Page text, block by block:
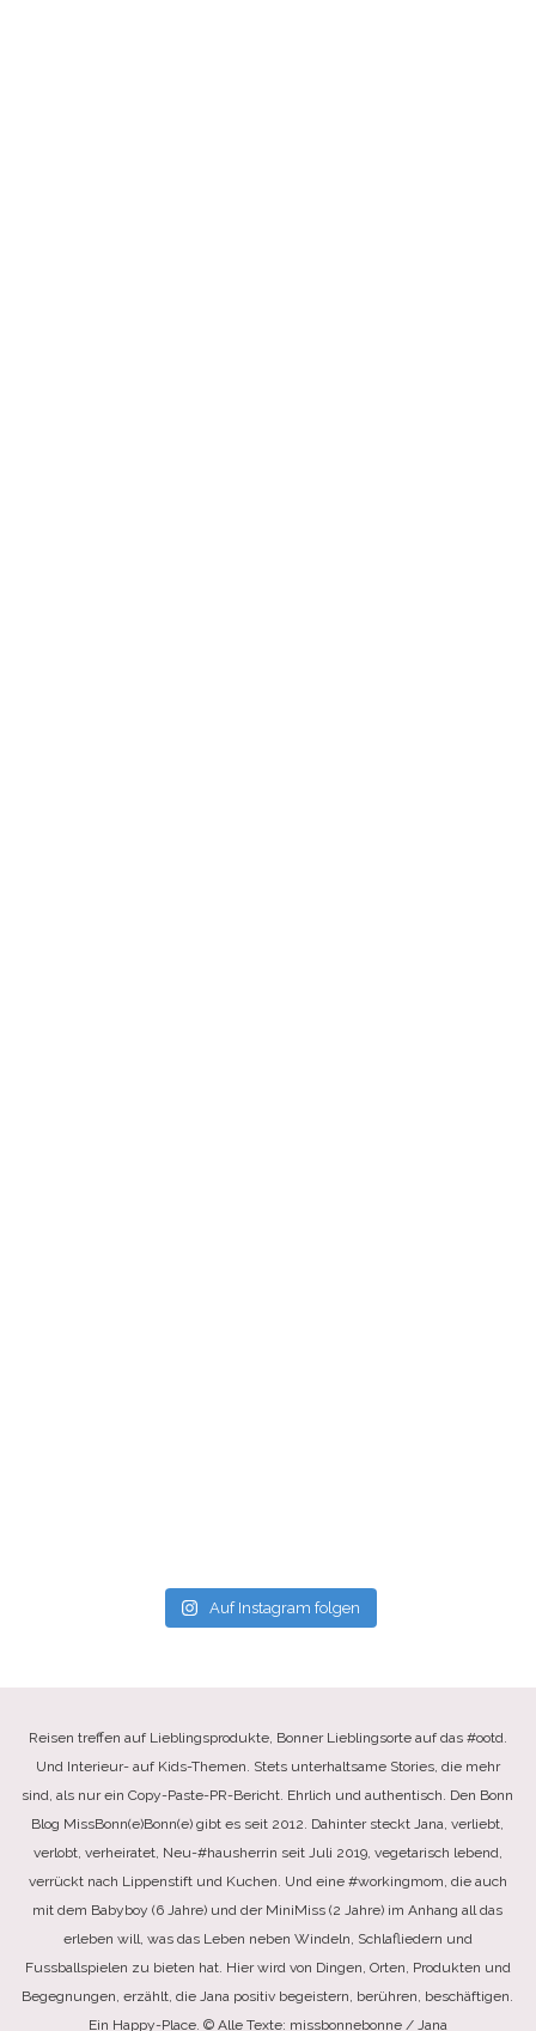
Auf Instagram folgen
Reisen treffen auf Lieblingsprodukte, Bonner Lieblingsorte auf das #ootd.
Und Interieur- auf Kids-Themen. Stets unterhaltsame Stories, die mehr
sind, als nur ein Copy-Paste-PR-Bericht. Ehrlich und authentisch. Den Bonn
Blog MissBonn(e)Bonn(e) gibt es seit 2012. Dahinter steckt Jana, verliebt,
verlobt, verheiratet, Neu-#hausherrin seit Juli 2019, vegetarisch lebend,
verrückt nach Lippenstift und Kuchen. Und eine #workingmom, die auch
mit dem Babyboy (6 Jahre) und der MiniMiss (2 Jahre) im Anhang all das
erleben will, was das Leben neben Windeln, Schlafliedern und
Fussballspielen zu bieten hat. Hier wird von Dingen, Orten, Produkten und
Begegnungen, erzählt, die Jana positiv begeistern, berühren, beschäftigen.
Ein Happy-Place. © Alle Texte: missbonnebonne / Jana